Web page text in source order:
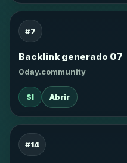
#7
Backlink generado 07
0day.community
SI Abrir
#14